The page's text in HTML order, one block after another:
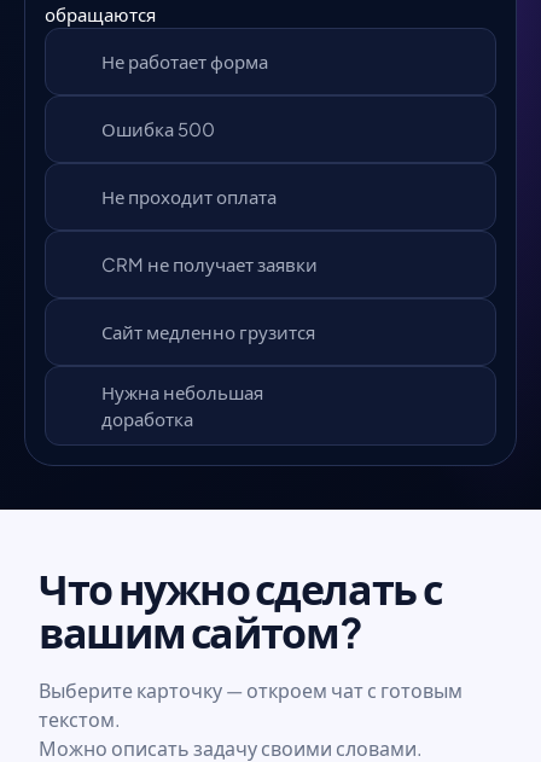
обращаются
Не работает форма
Ошибка 500
Не проходит оплата
CRM не получает заявки
Сайт медленно грузится
Нужна небольшая
доработка
Что нужно сделать с
вашим сайтом?
Выберите карточку — откроем чат с готовым
текстом.
Можно описать задачу своими словами.